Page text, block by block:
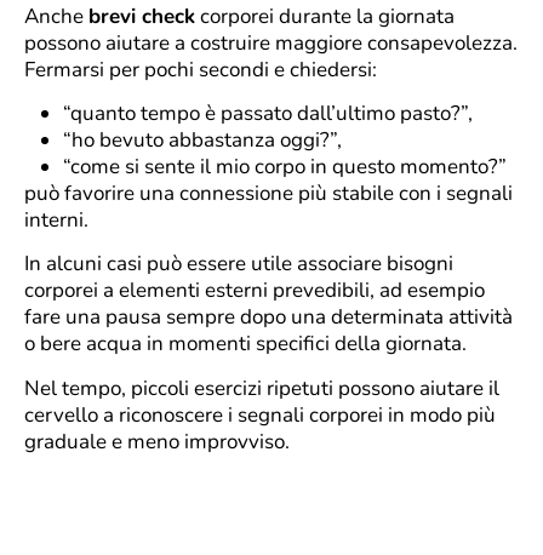
Anche brevi checkcorporei durante la giornata
possono aiutare a costruire maggiore consapevolezza.
Fermarsi per pochi secondi e chiedersi:
“quanto tempo è passato dall’ultimo pasto?”,
“ho bevuto abbastanza oggi?”,
“come si sente il mio corpo in questo momento?”
può favorire una connessione più stabile con i segnali
interni.
In alcuni casi può essere utile associare bisogni
corporei a elementi esterni prevedibili, ad esempio
fare una pausa sempre dopo una determinata attività
o bere acqua in momenti specifici della giornata.
Nel tempo, piccoli esercizi ripetuti possono aiutare il
cervello a riconoscere i segnali corporei in modo più
graduale e meno improvviso.